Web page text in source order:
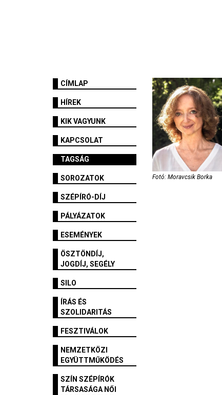
CÍMLAP
HÍREK
KIK VAGYUNK
KAPCSOLAT
TAGSÁG
SOROZATOK
SZÉPÍRÓ-DÍJ
PÁLYÁZATOK
ESEMÉNYEK
ÖSZTÖNDÍJ,
JOGDÍJ, SEGÉLY
SILO
ÍRÁS ÉS
SZOLIDARITÁS
FESZTIVÁLOK
NEMZETKÖZI
EGYÜTTMŰKÖDÉS
SZÍN SZÉPÍRÓK
TÁRSASÁGA NŐI
Fotó: Moravcsik Borka